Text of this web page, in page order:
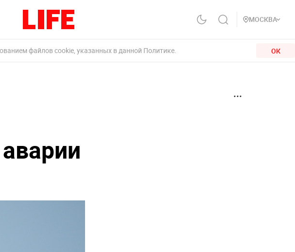
МОСКВА
файлов cookie, указанных в данной Политике. ОК